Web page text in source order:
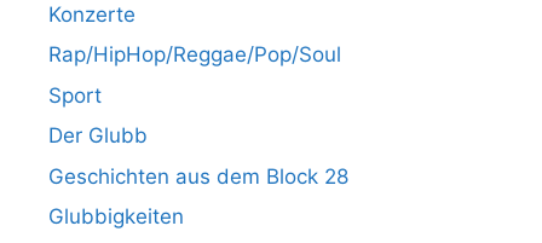
Konzerte
Rap/HipHop/Reggae/Pop/Soul
Sport
Der Glubb
Geschichten aus dem Block 28
Glubbigkeiten